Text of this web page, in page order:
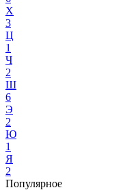
Х
3
Ц
1
Ч
2
Ш
6
Э
2
Ю
1
Я
2
Популярное